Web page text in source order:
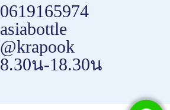
0619165974
asiabottle
@krapook
8.30น-18.30น